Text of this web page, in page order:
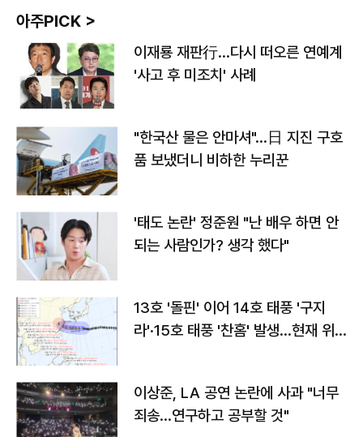
아주PICK >
이재룡 재판行…다시 떠오른 연예계
'사고 후 미조치' 사례
"한국산 물은 안마셔"…日 지진 구호
품 보냈더니 비하한 누리꾼
'태도 논란' 정준원 "난 배우 하면 안
되는 사람인가? 생각 했다"
13호 '돌핀' 이어 14호 태풍 '구지
라'·15호 태풍 '찬홈' 발생…현재 위
이상준, LA 공연 논란에 사과 "너무
죄송…연구하고 공부할 것"